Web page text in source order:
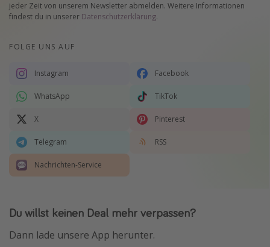
jeder Zeit von unserem Newsletter abmelden. Weitere Informationen
findest du in unserer Datenschutzerklärung.
FOLGE UNS AUF
Instagram Facebook
WhatsApp TikTok
X Pinterest
Telegram RSS
Nachrichten-Service
Du willst keinen Deal mehr verpassen?
Dann lade unsere App herunter.